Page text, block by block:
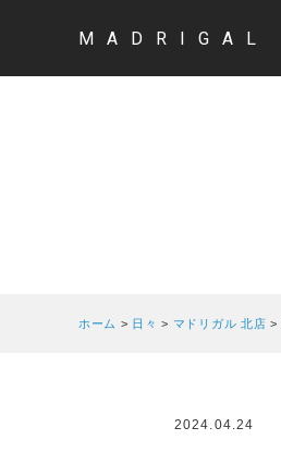
MADRIGAL
ホーム > 日々 > マドリガル 北店 >
2024.04.24